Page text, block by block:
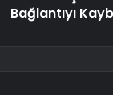
Bağlantıyı